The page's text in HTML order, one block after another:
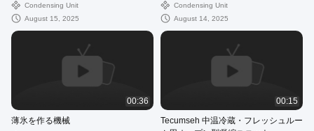
Condensing Unit
August 15, 2025
Condensing Unit
August 14, 2025
00:36
薄氷を作る機械
00:15
Tecumseh 中温冷蔵・フレッシュルー